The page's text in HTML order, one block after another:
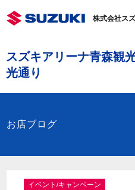
株式会社ス
スズキアリーナ青森観
光通り
お店ブログ
イベント/キャンペーン